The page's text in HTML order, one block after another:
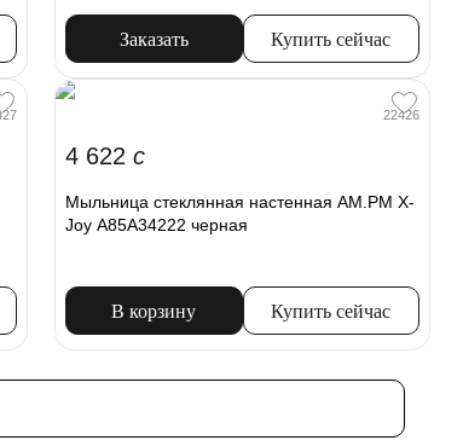
Заказать Купить сейчас
22426
4 622c
Мыльница стеклянная настенная AM.PM X-
Joy A85A34222 черная
В корзину Купить сейчас